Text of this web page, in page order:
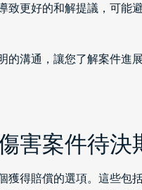
致更好的和解提議，可能
的溝通，讓您了解案件進
害案件待決
獲得賠償的選項。這些包